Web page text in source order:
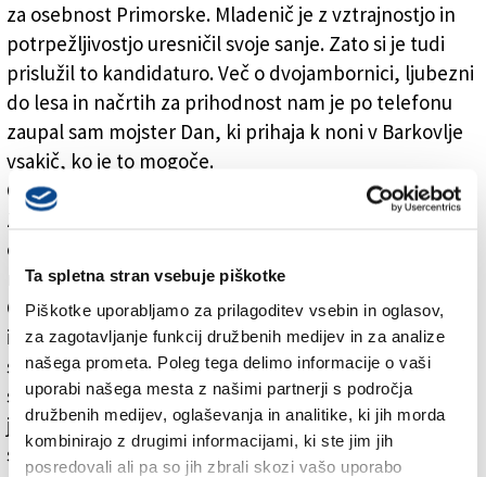
Ta spletna stran vsebuje piškotke
Piškotke uporabljamo za prilagoditev vsebin in oglasov,
za zagotavljanje funkcij družbenih medijev in za analize
našega prometa. Poleg tega delimo informacije o vaši
uporabi našega mesta z našimi partnerji s področja
družbenih medijev, oglaševanja in analitike, ki jih morda
kombinirajo z drugimi informacijami, ki ste jim jih
posredovali ali pa so jih zbrali skozi vašo uporabo
za osebnost Primorske. Mladenič je z vztrajnostjo in
potrpežljivostjo uresničil svoje sanje. Zato si je tudi
prislužil to kandidaturo. Več o dvojambornici, ljubezni
do lesa in načrtih za prihodnost nam je po telefonu
zaupal sam mojster Dan, ki prihaja k noni v Barkovlje
vsakič, ko je to mogoče.
Čestitke Dan za tako lep dosežek in odmeven projekt.
Zaradi njega ste si prislužili tudi nominacijo za
osebnost Primorske. Kaj vam sploh pomenijo takšni
nazivi?
Čisto iskreno vam povem, da sem za nominacijo
izvedel kakšen teden potem. Zadeve nisem
spremljal, o njej me je obvestila žlahta iz Trsta. Na te
stvari osebno ne dam dosti. Vem, da je barka, ki sem
jo zgradil zelo lepa, a je nisem gradil zato, da bi užival
slavo, temveč zato, ker so mi lesene jadrnice všeč.